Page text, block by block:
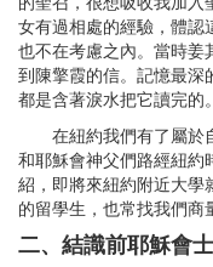
女有過相處的經驗，體認
也不在考慮之內。當時姜
到陳擎霞的信。記憶最深
都是含著淚水把它讀完的。
在紐約我們有了屬於
和耶穌會神父們路經紐約
紹，即將來紐約附近大學
的留學生，也常找我們商
二、結識前耶穌會